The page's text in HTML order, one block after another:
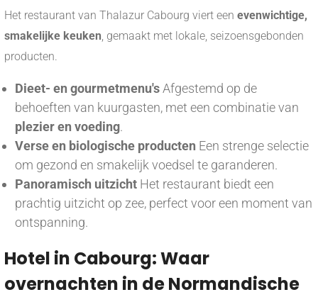
Het restaurant van Thalazur Cabourg viert een evenwichtige,
smakelijke keuken, gemaakt met lokale, seizoensgebonden
producten.
Dieet- en gourmetmenu'sAfgestemd op de
behoeften van kuurgasten, met een combinatie van
plezier en voeding.
Verse en biologische producten Een strenge selectie
om gezond en smakelijk voedsel te garanderen.
Panoramisch uitzicht Het restaurant biedt een
prachtig uitzicht op zee, perfect voor een moment van
ontspanning.
Hotel in Cabourg: Waar
overnachten in de Normandische